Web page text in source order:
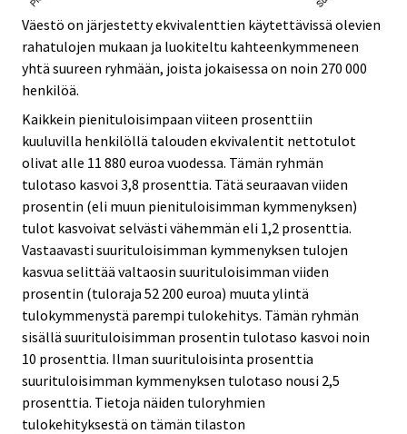
Väestö on järjestetty ekvivalenttien käytettävissä olevien
rahatulojen mukaan ja luokiteltu kahteenkymmeneen
yhtä suureen ryhmään, joista jokaisessa on noin 270 000
henkilöä.
Kaikkein pienituloisimpaan viiteen prosenttiin
kuuluvilla henkilöllä talouden ekvivalentit nettotulot
olivat alle 11 880 euroa vuodessa. Tämän ryhmän
tulotaso kasvoi 3,8 prosenttia. Tätä seuraavan viiden
prosentin (eli muun pienituloisimman kymmenyksen)
tulot kasvoivat selvästi vähemmän eli 1,2 prosenttia.
Vastaavasti suurituloisimman kymmenyksen tulojen
kasvua selittää valtaosin suurituloisimman viiden
prosentin (tuloraja 52 200 euroa) muuta ylintä
tulokymmenystä parempi tulokehitys. Tämän ryhmän
sisällä suurituloisimman prosentin tulotaso kasvoi noin
10 prosenttia. Ilman suurituloisinta prosenttia
suurituloisimman kymmenyksen tulotaso nousi 2,5
prosenttia. Tietoja näiden tuloryhmien
tulokehityksestä on tämän tilaston